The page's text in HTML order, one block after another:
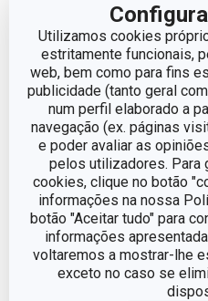
Utilizamos cookies
estritamente funcionais,
web, bem como para fins
publicidade (tanto geral
num perfil elaborado a
navegação (ex. páginas
e poder avaliar as
pelos utilizadores. Para
cookies, clique no botão
informações na nossa
botão "Aceitar tudo" para
informações
voltaremos a mostrar-lhe
exceto no caso se
Disponível na loja online
COMPRAR
Agora que o
por que não
presente?
Agora que o pesto está
especial oferecendo-o em
hermética, decorados com
frascos não só valorizam a